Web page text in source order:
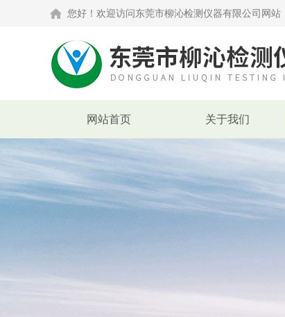
您好！欢迎访问东莞市柳沁检测仪器有限公司网站
网站首页 关于我们